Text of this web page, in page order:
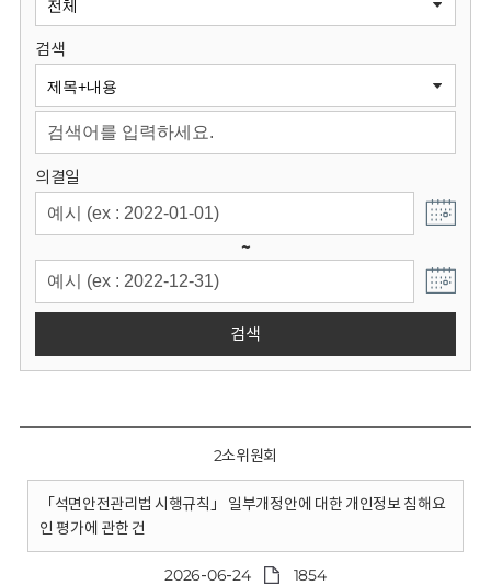
원
회
검색
의결일
~
검색
2소위원회
「석면안전관리법 시행규칙」 일부개정안에 대한 개인정보 침해요
인 평가에 관한 건
2026-06-24 1854